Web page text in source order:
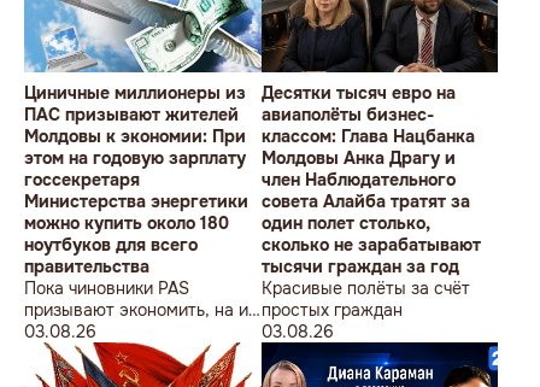
Циничные миллионеры из
ПАС призывают жителей
Молдовы к экономии: При
этом на годовую зарплату
госсекретаря
Министерства энергетики
можно купить около 180
ноутбуков для всего
правительства
Пока чиновники PAS
призывают экономить, на их
собственные доходы можно
купить технику для целого
учреждения
03.08.26
Десятки тысяч евро на
авиаполёты бизнес-
классом: Глава Нацбанка
Молдовы Анка Драгу и
член Наблюдательного
совета Алайба тратят за
один полет столько,
сколько не зарабатывают
тысячи граждан за год
Красивые полёты за счёт
простых граждан
03.08.26